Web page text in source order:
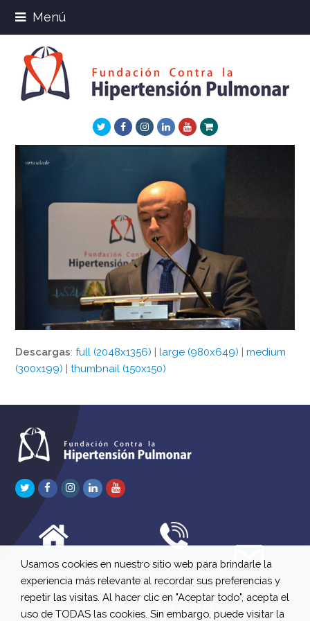
Menú
TwitterFacebookInstagram
LinkedInYoutube
Xing
Descargas:full (2048x1356) |large (980x649) |medium
(300x199) |thumbnail (150x150)
TwitterFacebook
Instagram
LinkedInYoutube
C/ Río Jordán 7 bajo
A 28981 Parla Madrid
647 630 515
661 73 42 04
613 22 15 27
info@fchp.es
Usamos cookies en nuestro sitio web para brindarle la
experiencia más relevante al recordar sus preferencias y
repetir las visitas. Al hacer clic en "Aceptar todo", acepta el
uso de TODAS las cookies. Sin embargo, puede visitar la